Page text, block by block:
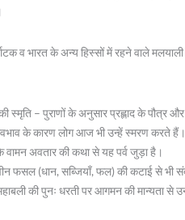
व भारत के अन्य हिस्सों में रहने वाले मलयाली
की स्मृति – पुराणों के अनुसार प्रह्लाद के
के कारण लोग आज भी उन्हें स्मरण करते हैं।
वामन अवतार की कथा से यह पर्व जुड़ा है।
फसल (धान, सब्जियाँ, फल) की कटाई से भी
की पुनः धरती पर आगमन की मान्यता से